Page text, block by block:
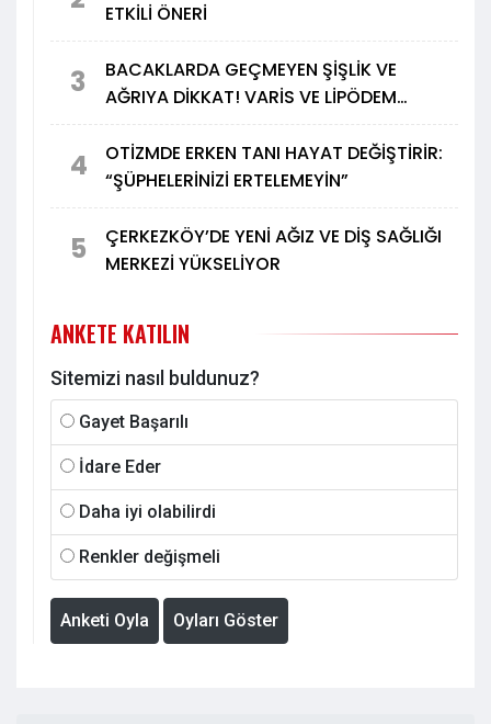
ETKİLİ ÖNERİ
3
BACAKLARDA GEÇMEYEN ŞİŞLİK VE
AĞRIYA DİKKAT! VARİS VE LİPÖDEM
4
OTİZMDE ERKEN TANI HAYAT DEĞİŞTİRİR:
“ŞÜPHELERİNİZİ ERTELEMEYİN”
5
ÇERKEZKÖY’DE YENİ AĞIZ VE DİŞ SAĞLIĞI
MERKEZİ YÜKSELİYOR
ANKETE KATILIN
Sitemizi nasıl buldunuz?
Gayet Başarılı
İdare Eder
Daha iyi olabilirdi
Renkler değişmeli
Anketi Oyla Oyları Göster